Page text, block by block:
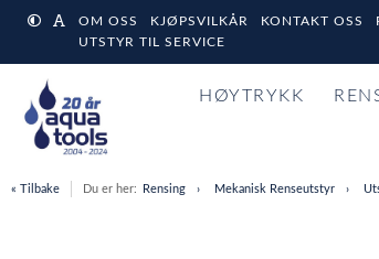
OM OSS KJØPSVILKÅR KONTAKT OSS
UTSTYR TIL SERVICE
HØYTRYKK
« Tilbake Du er her: Rensing Mekanisk Renseutstyr